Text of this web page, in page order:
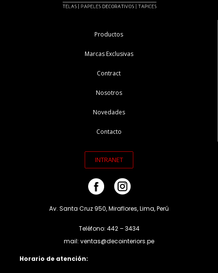
Productos
Marcas Exclusivas
Contract
Nosotros
Novedades
Contacto
INTRANET
Av. Santa Cruz 950, Miraflores, Lima, Perú
Teléfono: 442 – 3434
mail: ventas@decointeriors.pe
Horario de atención: